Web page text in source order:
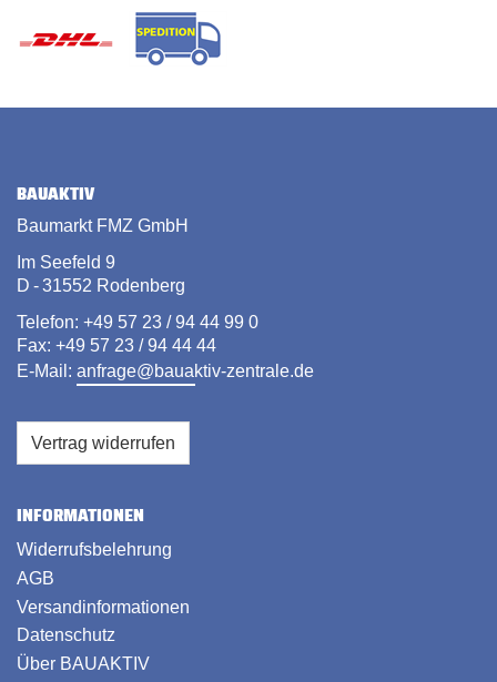
BAUAKTIV
Baumarkt FMZ GmbH
Im Seefeld 9
D - 31552 Rodenberg
Telefon: +49 57 23 / 94 44 99 0
Fax: +49 57 23 / 94 44 44
E-Mail: anfrage@bauaktiv-zentrale.de
Vertrag widerrufen
INFORMATIONEN
Widerrufsbelehrung
AGB
Versandinformationen
Datenschutz
Über BAUAKTIV